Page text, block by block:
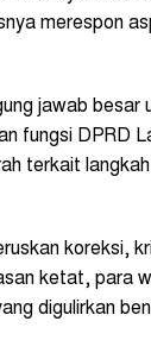
merespon
jawab besar
fungsi DPRD
terkait
koreksi,
ketat, para
digulirkan